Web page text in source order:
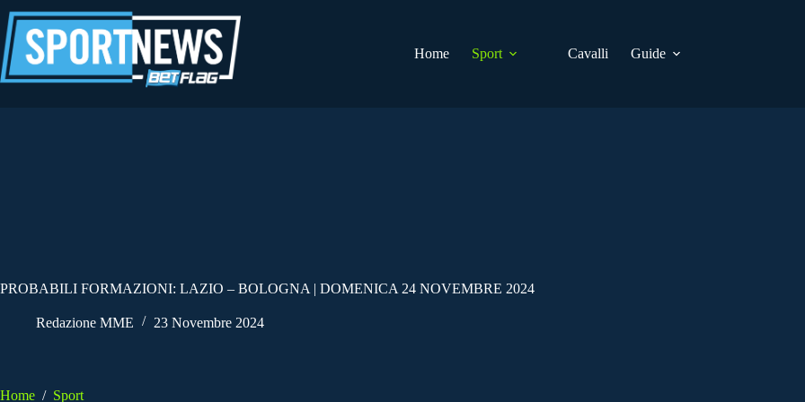
al
contenuto
Home
Sport Cavalli Guide
PROBABILI FORMAZIONI: LAZIO – BOLOGNA | DOMENICA 24 NOVEMBRE 2024
Redazione MME 23 Novembre 2024
Home / Sport